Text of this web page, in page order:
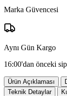
Marka Güvencesi
Aynı Gün Kargo
16:00'dan önceki
Ürün Açıklaması
Teknik Detaylar